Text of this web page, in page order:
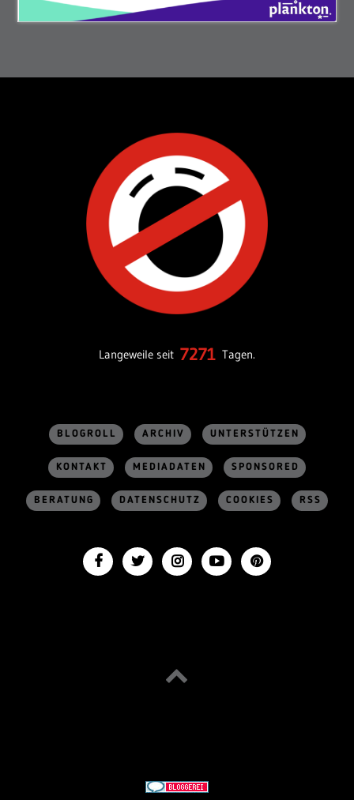
Langeweile seit 7271 Tagen.
BLOGROLL ARCHIV UNTERSTÜTZEN
KONTAKT MEDIADATEN SPONSORED
BERATUNG DATENSCHUTZ COOKIES RSS